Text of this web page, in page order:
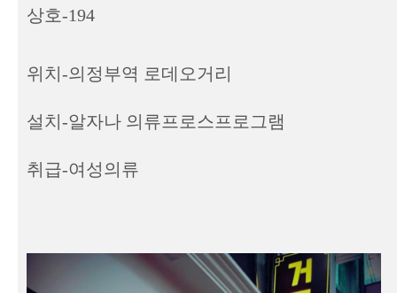
상호-194
위치-의정부역 로데오거리
설치-알자나 의류프로스프로그램
취급-여성의류